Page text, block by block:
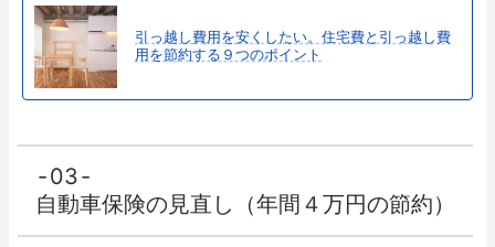
引っ越し費用を安くしたい。住宅費と引っ越し費
用を節約する９つのポイント
03
自動車保険の見直し（年間４万円の節約）